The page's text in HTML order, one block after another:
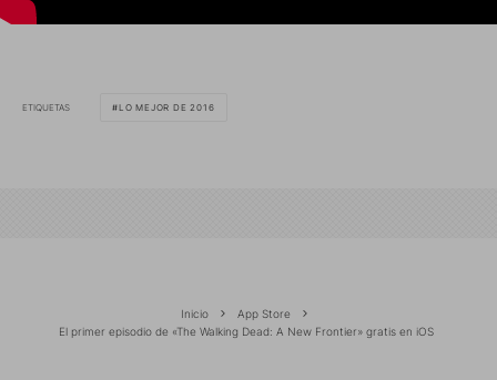
ETIQUETAS LO MEJOR DE 2016
Inicio
App Store
El primer episodio de «The Walking Dead: A New Frontier» gratis en iOS